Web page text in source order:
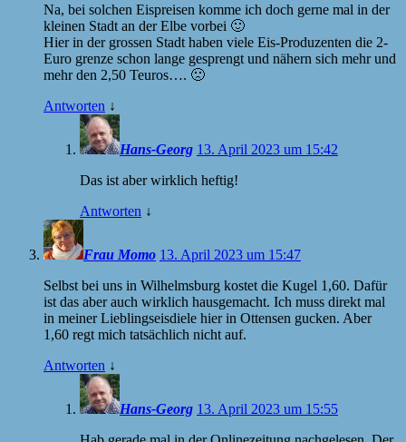
Na, bei solchen Eispreisen komme ich doch gerne mal in der
kleinen Stadt an der Elbe vorbei 🙂
Hier in der grossen Stadt haben viele Eis-Produzenten die 2-
Euro grenze schon lange gesprengt und nähern sich mehr und
mehr den 2,50 Teuros…. 🙁
Antworten ↓
Hans-Georg 13. April 2023 um 15:42
Das ist aber wirklich heftig!
Antworten ↓
Frau Momo 13. April 2023 um 15:47
Selbst bei uns in Wilhelmsburg kostet die Kugel 1,60. Dafür
ist das aber auch wirklich hausgemacht. Ich muss direkt mal
in meiner Lieblingseisdiele hier in Ottensen gucken. Aber
1,60 regt mich tatsächlich nicht auf.
Antworten ↓
Hans-Georg 13. April 2023 um 15:55